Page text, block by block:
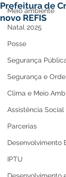
Meio ambiente
Natal 2025
Posse
Segurança
Segurança e
Clima e Meio
Assistência Social
Parcerias
Desenvolvimento
IPTU
Prefeitura de
novo REFIS